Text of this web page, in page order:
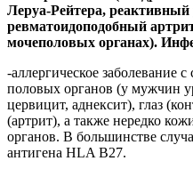
Леруа-Рейтера, реактивный
ревматоидоподобный
мочеполовых органах).
-аллергическое заболевание
половых органов (у мужчин
цервицит, аднексит), глаз
(артрит), а также нередко
органов. В большинстве
антигена HLA В27.